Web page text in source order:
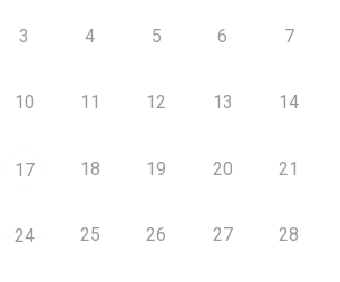
3 4 5 6 7
10 11 12 13 14
17 18 19 20 21
24 25 26 27 28